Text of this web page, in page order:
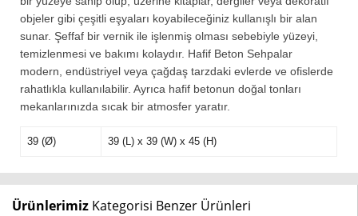
objeler gibi çeşitli eşyaları koyabileceğiniz kullanışlı bir alan
sunar. Şeffaf bir vernik ile işlenmiş olması sebebiyle yüzeyi,
temizlenmesi ve bakımı kolaydır. Hafif Beton Sehpalar
modern, endüstriyel veya çağdaş tarzdaki evlerde ve ofislerde
rahatlıkla kullanılabilir. Ayrıca hafif betonun doğal tonları
mekanlarınızda sıcak bir atmosfer yaratır.
39 (Ø) 39 (L) x 39 (W) x 45 (H)
Ürünlerimiz Kategorisi Benzer Ürünleri